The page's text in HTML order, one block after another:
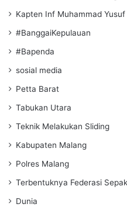
Kapten Inf Muhammad Yusuf
#BanggaiKepulauan
#Bapenda
sosial media
Petta Barat
Tabukan Utara
Teknik Melakukan Sliding
Kabupaten Malang
Polres Malang
Terbentuknya Federasi
Dunia